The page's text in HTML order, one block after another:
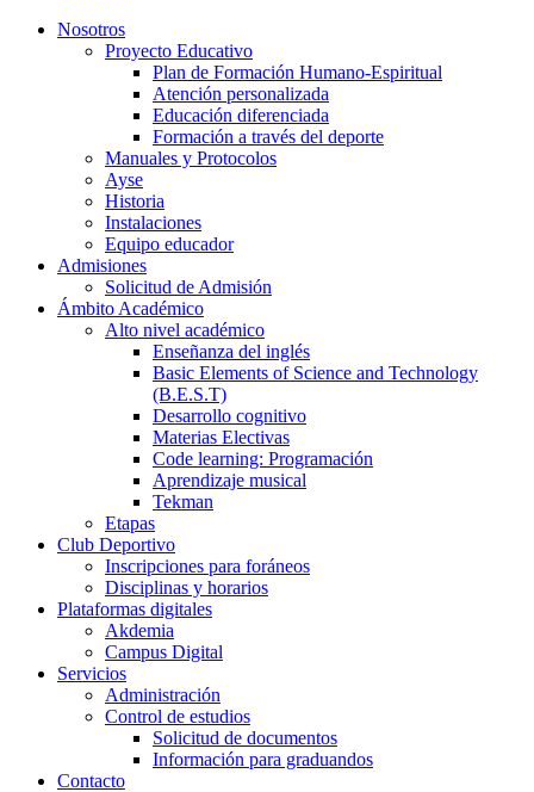
Nosotros
Proyecto Educativo
Plan de Formación Humano-Espiritual
Atención personalizada
Educación diferenciada
Formación a través del deporte
Manuales y Protocolos
Ayse
Historia
Instalaciones
Equipo educador
Admisiones
Solicitud de Admisión
Ámbito Académico
Alto nivel académico
Enseñanza del inglés
Basic Elements of Science and Technology
(B.E.S.T)
Desarrollo cognitivo
Materias Electivas
Code learning: Programación
Aprendizaje musical
Tekman
Etapas
Club Deportivo
Inscripciones para foráneos
Disciplinas y horarios
Plataformas digitales
Akdemia
Campus Digital
Servicios
Administración
Control de estudios
Solicitud de documentos
Información para graduandos
Contacto